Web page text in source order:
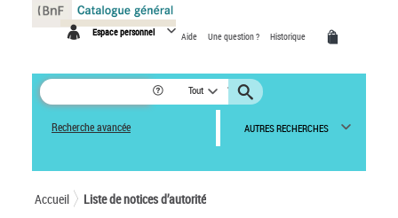
Espace personnel Aide Une question ? Historique
Tout
Recherche avancée AUTRES RECHERCHES
Accueil Liste de notices d’autorité
Panneau de gestion des cookies